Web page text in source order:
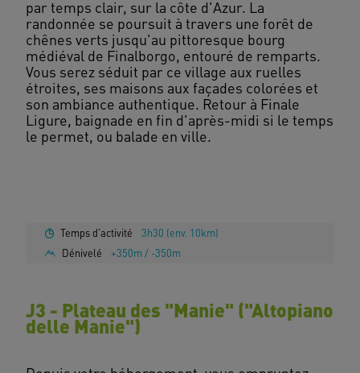
par temps clair, sur la côte d'Azur. La
randonnée se poursuit à travers une forêt de
chênes verts jusqu'au pittoresque bourg
médiéval de Finalborgo, entouré de remparts.
Vous serez séduit par ce village aux ruelles
étroites, ses maisons aux façades colorées et
son ambiance authentique. Retour à Finale
Ligure, baignade en fin d'après-midi si le temps
le permet, ou balade en ville.
Temps d'activité
3h30 (env. 10km)
Dénivelé
+350m / -350m
J3 - Plateau des "Manie" ("Altopiano
delle Manie")